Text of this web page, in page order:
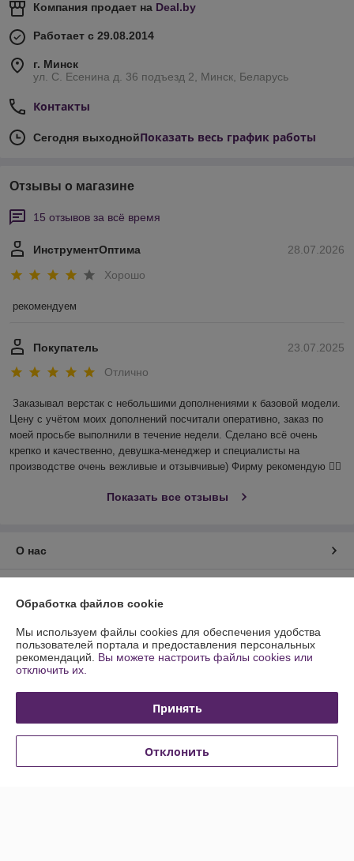
Компания продает на Deal.by
Работает с 29.08.2014
г. Минск
ул. С. Есенина д. 36 подъезд 2, Минск, Беларусь
Контакты
Сегодня выходнойПоказать весь график работы
Отзывы о магазине
15 отзывов за всё время
28.07.2026
ИнструментОптима
Хорошо
рекомендуем
23.07.2025
Покупатель
Отлично
Заказывал верстак с небольшими дополнениями к базовой модели.
Цену с учётом моих дополнений посчитали оперативно, заказ по
моей просьбе выполнили в течение недели. Сделано всё очень
крепко и качественно, девушка-менеджер и специалисты на
производстве очень вежливые и отзывчивые) Фирму рекомендую 👍🏻
Показать все отзывы
О нас
График работы
Политика обработки cookies
Обработка файлов cookie
Мы используем файлы cookies для обеспечения удобства
пользователей портала и предоставления персональных
рекомендаций. Вы можете настроить файлы cookies или
отключить их.
Принять
Отклонить